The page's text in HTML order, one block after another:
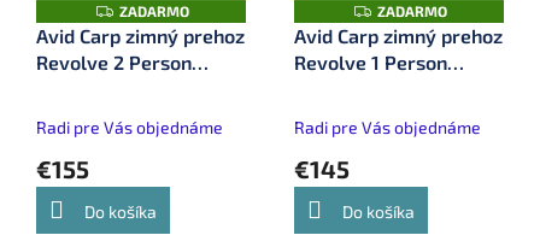
Z
A
D
A
ZADARMO
Avid Carp zimný prehoz
Revolve 2 Person
Radi pre Vás objednáme
€155
Do košíka
Z
A
D
A
ZADARMO
Avid Carp zimný prehoz
Revolve 1 Person
Radi pre Vás objednáme
€145
Do košíka